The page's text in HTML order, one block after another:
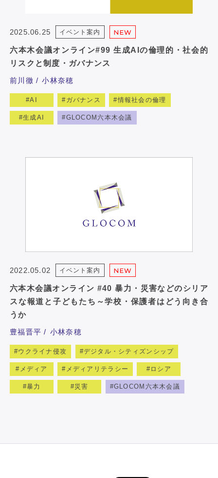
2025.06.25 イベント案内 NEW
六本木会議オンライン#99 生成AIの倫理的・社会的
リスクと制度・ガバナンス
前川徹 小林奈穂
AI ガバナンス 情報社会の倫理
生成AI GLOCOM六本木会議
2022.05.02 イベント案内 NEW
六本木会議オンライン #40 暴力・災害などのシリア
スな報道と子どもたち～学校・保護者はどう向き合
うか
豊福晋平 小林奈穂
ウクライナ侵攻 デジタル・シティズンシップ
メディア メディアリテラシー ロシア
暴力 災害 GLOCOM六本木会議